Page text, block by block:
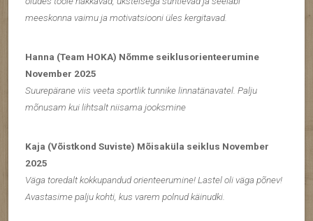
meeskonna vaimu ja motivatsiooni üles kergitavad.
Hanna (Team HOKA) Nõmme seiklusorienteerumine
November 2025
Suurepärane viis veeta sportlik tunnike linnatänavatel. Palju
mõnusam kui lihtsalt niisama jooksmine
Kaja (Võistkond Suviste) Mõisaküla seiklus November
2025
Väga toredalt kokkupandud orienteerumine! Lastel oli väga põnev!
Avastasime palju kohti, kus varem polnud käinudki.